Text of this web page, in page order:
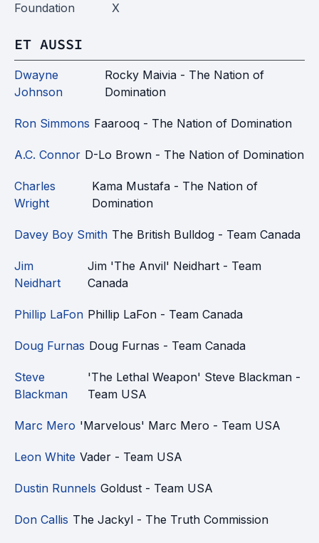
Foundation
X
ET AUSSI
Dwayne
Johnson
Rocky Maivia - The Nation of
Domination
Ron Simmons Faarooq - The Nation of Domination
A.C. Connor D-Lo Brown - The Nation of Domination
Charles
Wright
Kama Mustafa - The Nation of
Domination
Davey Boy Smith The British Bulldog - Team Canada
Jim
Neidhart
Jim 'The Anvil' Neidhart - Team
Canada
Phillip LaFon Phillip LaFon - Team Canada
Doug Furnas Doug Furnas - Team Canada
Steve
Blackman
'The Lethal Weapon' Steve Blackman -
Team USA
Marc Mero 'Marvelous' Marc Mero - Team USA
Leon White Vader - Team USA
Dustin Runnels Goldust - Team USA
Don Callis The Jackyl - The Truth Commission